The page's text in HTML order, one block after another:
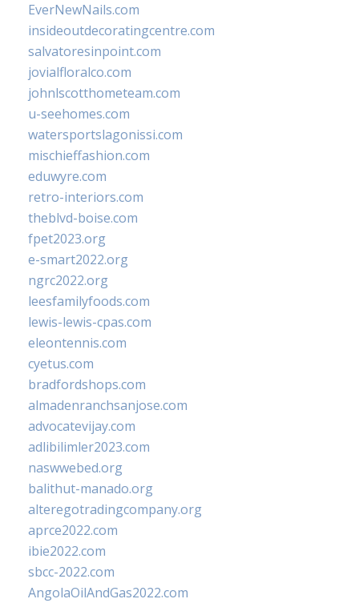
EverNewNails.com
insideoutdecoratingcentre.com
salvatoresinpoint.com
jovialfloralco.com
johnlscotthometeam.com
u-seehomes.com
watersportslagonissi.com
mischieffashion.com
eduwyre.com
retro-interiors.com
theblvd-boise.com
fpet2023.org
e-smart2022.org
ngrc2022.org
leesfamilyfoods.com
lewis-lewis-cpas.com
eleontennis.com
cyetus.com
bradfordshops.com
almadenranchsanjose.com
advocatevijay.com
adlibilimler2023.com
naswwebed.org
balithut-manado.org
alteregotradingcompany.org
aprce2022.com
ibie2022.com
sbcc-2022.com
AngolaOilAndGas2022.com